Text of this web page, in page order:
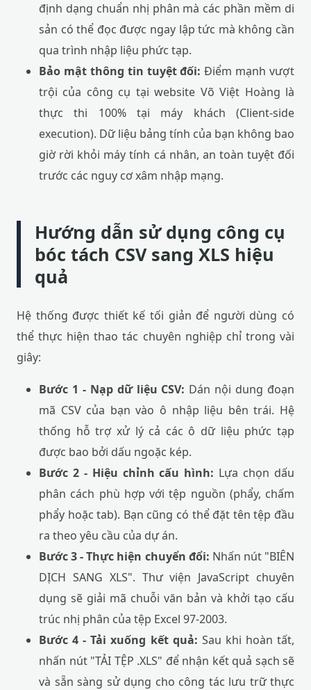
định dạng chuẩn nhị phân mà các phần mềm di
sản có thể đọc được ngay lập tức mà không cần
qua trình nhập liệu phức tạp.
Bảo mật thông tin tuyệt đối: Điểm mạnh vượt
trội của công cụ tại website Võ Việt Hoàng là
thực thi 100% tại máy khách (Client-side
execution). Dữ liệu bảng tính của bạn không bao
giờ rời khỏi máy tính cá nhân, an toàn tuyệt đối
trước các nguy cơ xâm nhập mạng.
Hướng dẫn sử dụng công cụ
bóc tách CSV sang XLS hiệu
quả
Hệ thống được thiết kế tối giản để người dùng có
thể thực hiện thao tác chuyên nghiệp chỉ trong vài
giây:
Bước 1 - Nạp dữ liệu CSV: Dán nội dung đoạn
mã CSV của bạn vào ô nhập liệu bên trái. Hệ
thống hỗ trợ xử lý cả các ô dữ liệu phức tạp
được bao bởi dấu ngoặc kép.
Bước 2 - Hiệu chỉnh cấu hình: Lựa chọn dấu
phân cách phù hợp với tệp nguồn (phẩy, chấm
phẩy hoặc tab). Bạn cũng có thể đặt tên tệp đầu
ra theo yêu cầu của dự án.
Bước 3 - Thực hiện chuyển đổi: Nhấn nút "BIÊN
DỊCH SANG XLS". Thư viện JavaScript chuyên
dụng sẽ giải mã chuỗi văn bản và khởi tạo cấu
trúc nhị phân của tệp Excel 97-2003.
Bước 4 - Tải xuống kết quả: Sau khi hoàn tất,
nhấn nút "TẢI TỆP .XLS" để nhận kết quả sạch sẽ
và sẵn sàng sử dụng cho công tác lưu trữ thực